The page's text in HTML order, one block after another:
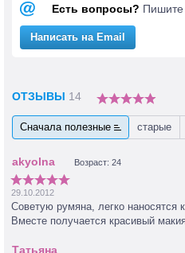
Есть вопросы?
Написать на Email
ОТЗЫВЫ 14
Сначала полезные старые
Возраст: 24
29.10.2012
Советую румяна, легко наносятся
Вместе получается красивый